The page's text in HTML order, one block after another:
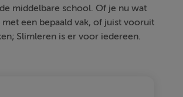
middelbare school. Of je nu wat
een bepaald vak, of juist vooruit
Slimleren is er voor iedereen.